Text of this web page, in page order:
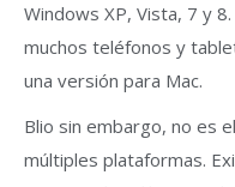
Windows XP, Vista, 7 y
muchos teléfonos y
una versión para Mac.
Blio sin embargo, no es
múltiples plataformas.